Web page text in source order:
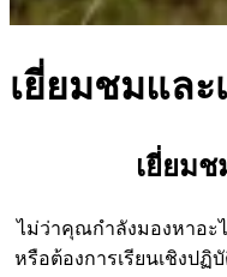
เยี่ยมชมและ
เยี่ยมช
ไม่ว่าคุณกำลังมองหาอะ
หรือต้องการเรียนเชิงป